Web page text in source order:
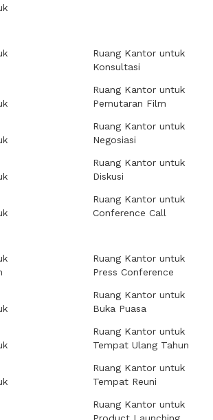
Ruang Kantor untuk
Konsultasi
Ruang Kantor untuk
Pemutaran Film
Ruang Kantor untuk
Negosiasi
Ruang Kantor untuk
Diskusi
Ruang Kantor untuk
Conference Call
Ruang Kantor untuk
Press Conference
Ruang Kantor untuk
Buka Puasa
Ruang Kantor untuk
Tempat Ulang Tahun
Ruang Kantor untuk
Tempat Reuni
Ruang Kantor untuk